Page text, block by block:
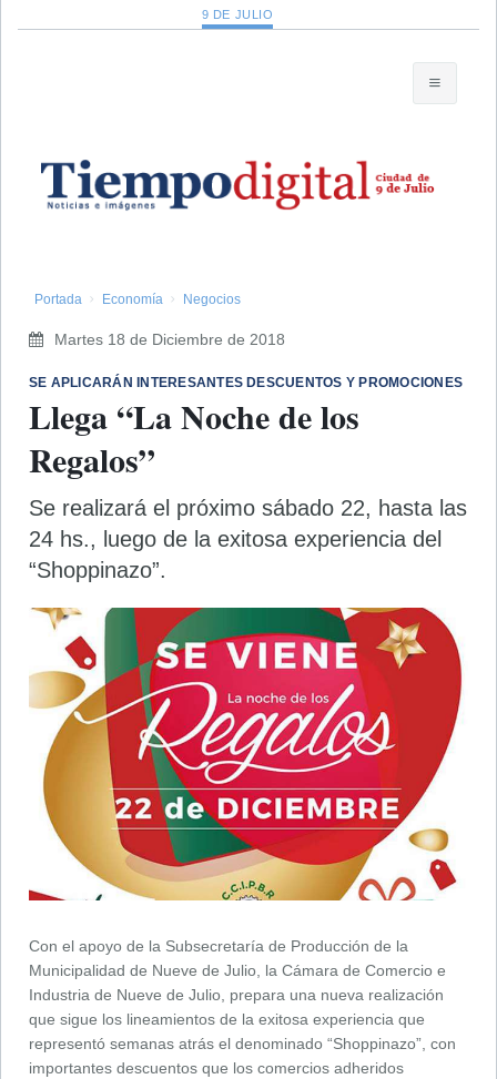
9 DE JULIO
Portada Economía Negocios
Martes 18 de Diciembre de 2018
SE APLICARÁN INTERESANTES DESCUENTOS Y PROMOCIONES
Llega “La Noche de los
Regalos”
Se realizará el próximo sábado 22, hasta las
24 hs., luego de la exitosa experiencia del
“Shoppinazo”.
Con el apoyo de la Subsecretaría de Producción de la
Municipalidad de Nueve de Julio, la Cámara de Comercio e
Industria de Nueve de Julio, prepara una nueva realización
que sigue los lineamientos de la exitosa experiencia que
representó semanas atrás el denominado “Shoppinazo”, con
importantes descuentos que los comercios adheridos